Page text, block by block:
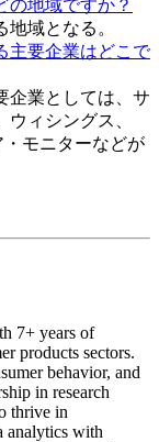
の地域ですか？
域となる。
主要企業はどこで
企業としては、サ
ィシングス、
モニターなどが
7+ years of
products sectors.
behavior, and
in research
thrive in
analytics with